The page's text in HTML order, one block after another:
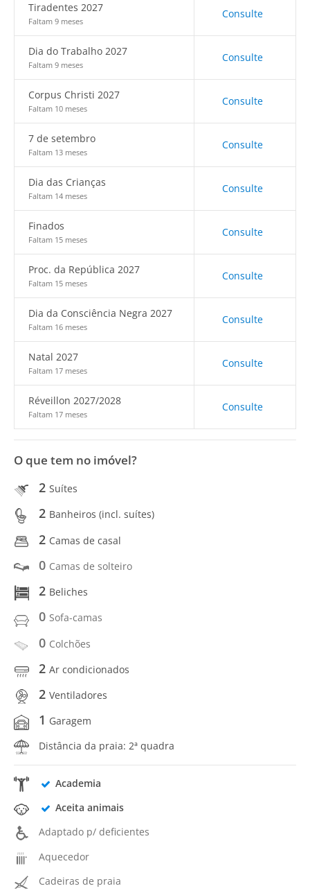
Tiradentes 2027
Faltam 9 meses
Consulte
Dia do Trabalho 2027
Faltam 9 meses
Consulte
Corpus Christi 2027
Faltam 10 meses
Consulte
7 de setembro
Faltam 13 meses
Consulte
Dia das Crianças
Faltam 14 meses
Consulte
Finados
Faltam 15 meses
Consulte
Proc. da República 2027
Faltam 15 meses
Consulte
Dia da Consciência Negra 2027
Faltam 16 meses
Consulte
Natal 2027
Faltam 17 meses
Consulte
Réveillon 2027/2028
Faltam 17 meses
Consulte
O que tem no imóvel?
2 Suítes
2 Banheiros (incl. suítes)
2 Camas de casal
0 Camas de solteiro
2 Beliches
0 Sofa-camas
0 Colchões
2 Ar condicionados
2 Ventiladores
1 Garagem
Distância da praia: 2ª quadra
Academia
Aceita animais
Adaptado p/ deficientes
Aquecedor
Cadeiras de praia